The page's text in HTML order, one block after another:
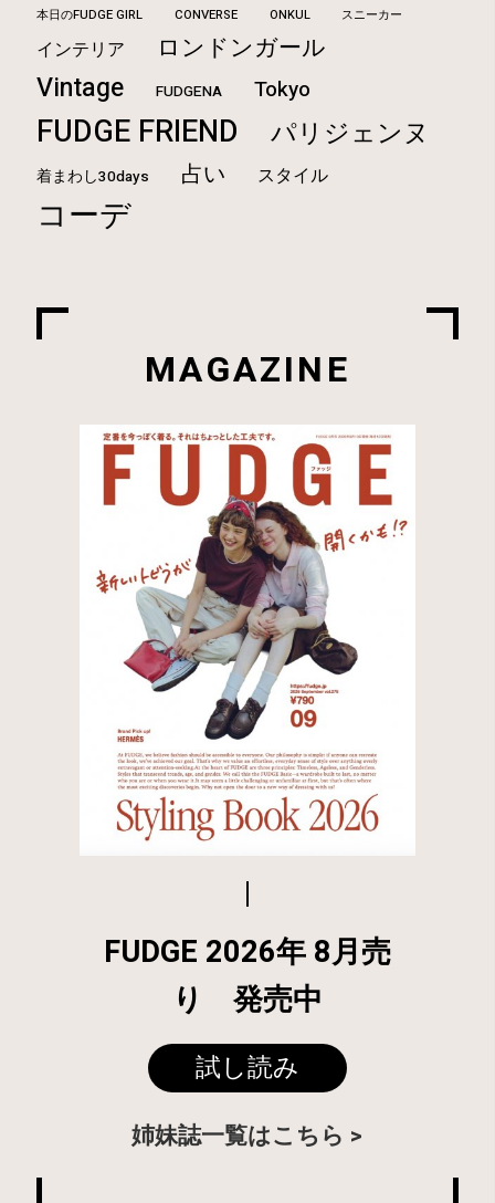
本日のFUDGE GIRL CONVERSE ONKUL スニーカー
インテリア ロンドンガール
Vintage FUDGENA Tokyo
FUDGE FRIEND パリジェンヌ
着まわし30days 占い スタイル
コーデ
MAGAZINE
FUDGE 2026年 8月売
り 発売中
試し読み
姉妹誌一覧はこちら